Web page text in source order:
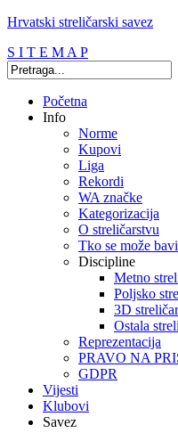
Hrvatski streličarski savez
S I T E M A P
Početna
Info
Norme
Kupovi
Liga
Rekordi
WA značke
Kategorizacija
O streličarstvu
Tko se može
Discipline
Metno
Poljsko
3D
Ostala
Reprezentacija
PRAVO NA
GDPR
Vijesti
Klubovi
Savez